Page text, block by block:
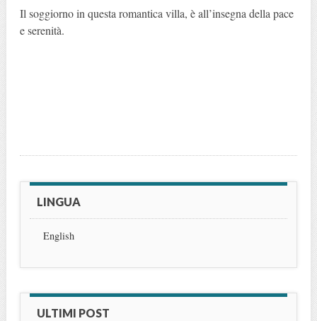
Il soggiorno in questa romantica villa, è all’insegna della pace
e serenità.
LINGUA
English
ULTIMI POST